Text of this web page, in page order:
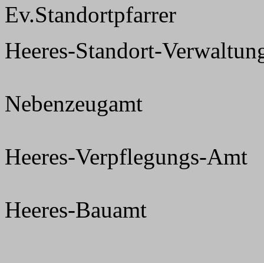
Ev.Standortpfarrer
Heeres-Standort-
Nebenzeugamt
Heeres-Verpflegungs-Amt
Heeres-Bauamt